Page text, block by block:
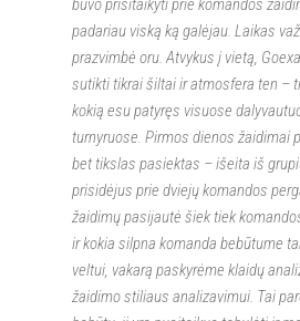
buvo prisitaikyti prie komandos
padariau viską ką galėjau. Laikas
prazvimbė oru. Atvykus į vietą,
sutikti tikrai šiltai ir atmosfera ten –
kokią esu patyręs visuose
turnyruose. Pirmos dienos žaidimai
bet tikslas pasiektas – išeita iš
prisidėjus prie dviejų komandos
žaidimų pasijautė šiek tiek
ir kokia silpna komanda bebūtume
veltui, vakarą paskyrėme klaidų
žaidimo stiliaus analizavimui. Tai